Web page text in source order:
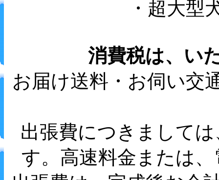
・超大
消費税は、い
お届け送料・お伺い
出張費につきまして
す。高速料金または